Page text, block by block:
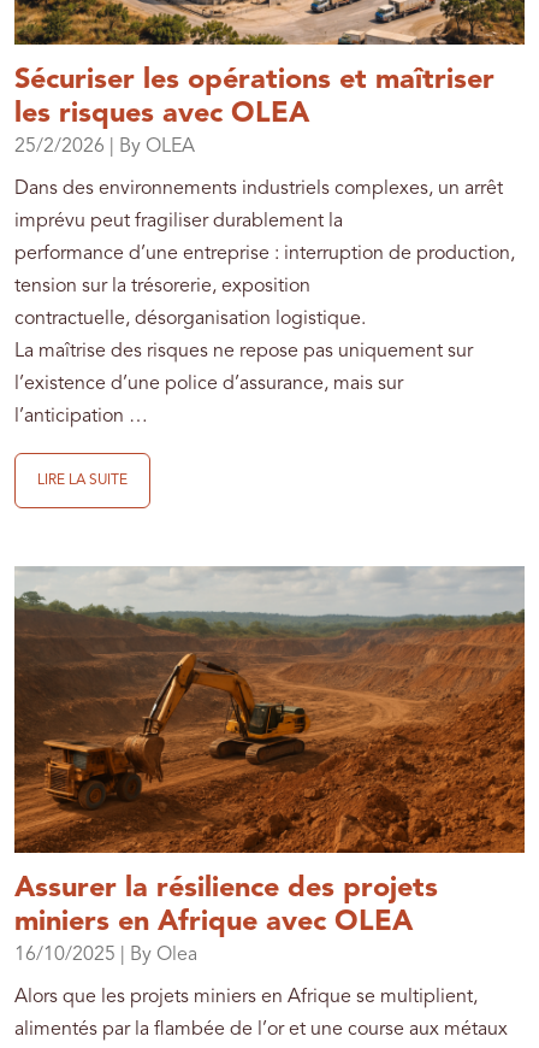
Sécuriser les opérations et maîtriser
les risques avec OLEA
25/2/2026 | By OLEA
Dans des environnements industriels complexes, un arrêt
imprévu peut fragiliser durablement la
performance d’une entreprise : interruption de production,
tension sur la trésorerie, exposition
contractuelle, désorganisation logistique.
La maîtrise des risques ne repose pas uniquement sur
l’existence d’une police d’assurance, mais sur
l’anticipation …
LIRE LA SUITE
Assurer la résilience des projets
miniers en Afrique avec OLEA
16/10/2025 | By Olea
Alors que les projets miniers en Afrique se multiplient,
alimentés par la flambée de l’or et une course aux métaux